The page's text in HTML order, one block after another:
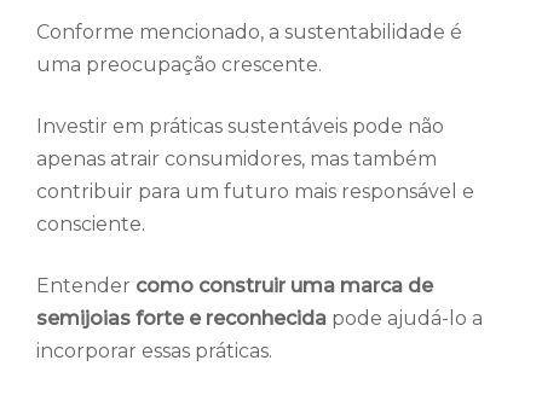
Conforme mencionado, a sustentabilidade é
uma preocupação crescente.
Investir em práticas sustentáveis pode não
apenas atrair consumidores, mas também
contribuir para um futuro mais responsável e
consciente.
Entender como construir uma marca de
semijoias forte e reconhecida pode ajudá-lo a
incorporar essas práticas.